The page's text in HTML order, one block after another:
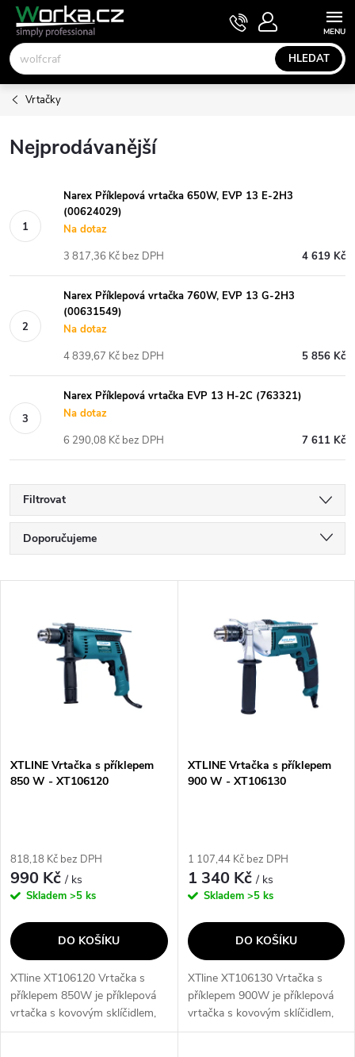
Přejít
obsah
HLEDAT
NÁKUPNÍ
KOŠÍK
Vrtačky
Nejprodávanější
Narex Příklepová vrtačka 650W, EVP 13 E-2H3
(00624029)
Na dotaz
4 619 Kč
3 817,36 Kč bez DPH
Narex Příklepová vrtačka 760W, EVP 13 G-2H3
(00631549)
Na dotaz
5 856 Kč
4 839,67 Kč bez DPH
Narex Příklepová vrtačka EVP 13 H-2C (763321)
Na dotaz
7 611 Kč
6 290,08 Kč bez DPH
Filtrovat
Ř
a
p
o
d
u
k
t
Doporučujeme
Nejprodávanější
Abecedně
s
p
o
d
u
k
t
XTLINE Vrtačka s příklepem
850 W - XT106120
818,18 Kč bez DPH
990 Kč/ ks
Skladem >5 ks
DO KOŠÍKU
XTline XT106120 Vrtačka s
příklepem 850W je příklepová
vrtačka s kovovým sklíčidlem,
která umožňuje snadné vrtání
XTLINE Vrtačka s příklepem
900 W - XT106130
1 107,44 Kč bez DPH
1 340 Kč/ ks
Skladem >5 ks
DO KOŠÍKU
XTline XT106130 Vrtačka s
příklepem 900W je příklepová
vrtačka s kovovým sklíčidlem,
která umožňuje snadné vrtání